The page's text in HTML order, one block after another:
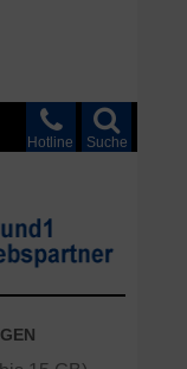
Suche
Hotline